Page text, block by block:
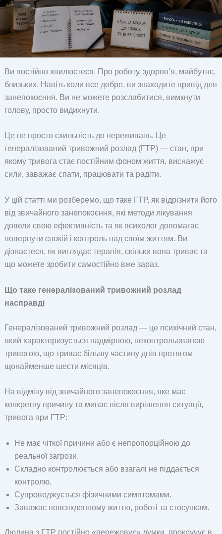
Ви постійно хвилюєтеся. Про роботу, здоров’я, майбутнє,
близьких. Навіть коли все добре, ви знаходите привід для
занепокоєння. Ви не можете розслабитися, вимкнути
голову, просто видихнути.
Це не просто схильність до переживань. Це
генералізований тривожний розлад (ГТР) — стан, при
якому тривога стає постійним фоном життя, виснажує
сили, заважає спати, працювати та радіти.
У цій статті ми розберемо, що таке ГТР, як відрізнити його
від звичайного занепокоєння, які методи лікування
довели свою ефективність та як психолог допомагає
повернути спокій і контроль над своїм життям. Ви
дізнаєтеся, як виглядає терапія, скільки вона триває та
що можете зробити самостійно вже зараз.
Що таке генералізований тривожний розлад
насправді
Генералізований тривожний розлад — це психічний стан,
який характеризується надмірною, неконтрольованою
тривогою, що триває більшу частину днів протягом
щонайменше шести місяців.
На відміну від звичайного занепокоєння, яке має
конкретну причину та минає після вирішення ситуації,
тривога при ГТР:
Не має чіткої причини або є непропорційною до
реальної загрози.
Складно контролюється або взагалі не піддається
контролю.
Супроводжується фізичними симптомами.
Заважає повсякденному життю, роботі та стосункам.
Людина з ГТР постійно «пережовує» думки, прокручує в